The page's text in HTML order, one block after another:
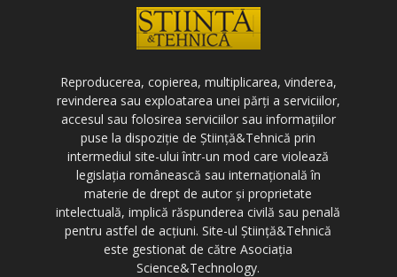
Reproducerea, copierea, multiplicarea, vinderea,
revinderea sau exploatarea unei părți a serviciilor,
accesul sau folosirea serviciilor sau informațiilor
puse la dispoziție de Știință&Tehnică prin
intermediul site-ului într-un mod care violează
legislația românească sau internațională în
materie de drept de autor și proprietate
intelectuală, implică răspunderea civilă sau penală
pentru astfel de acțiuni. Site-ul Știință&Tehnică
este gestionat de către Asociația
Science&Technology.